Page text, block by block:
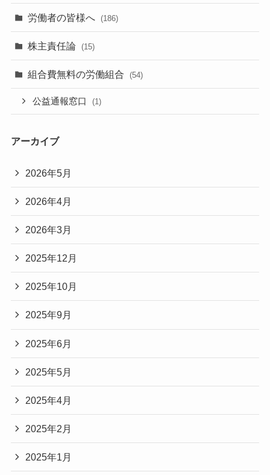
労働者の皆様へ (186)
株主責任論 (15)
組合費無料の労働組合 (54)
公益通報窓口 (1)
アーカイブ
2026年5月
2026年4月
2026年3月
2025年12月
2025年10月
2025年9月
2025年6月
2025年5月
2025年4月
2025年2月
2025年1月